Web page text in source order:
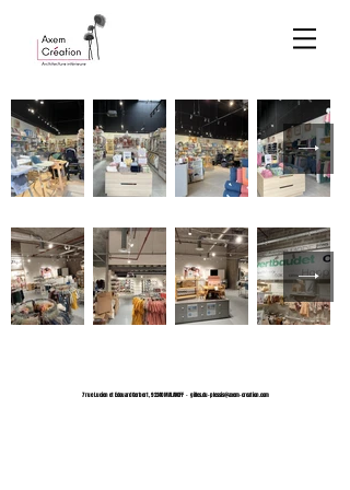
7 rue Lucien et Edouard Gerbert,92240 MALAKOFF - gilles.du-plessis@axem-creation.com